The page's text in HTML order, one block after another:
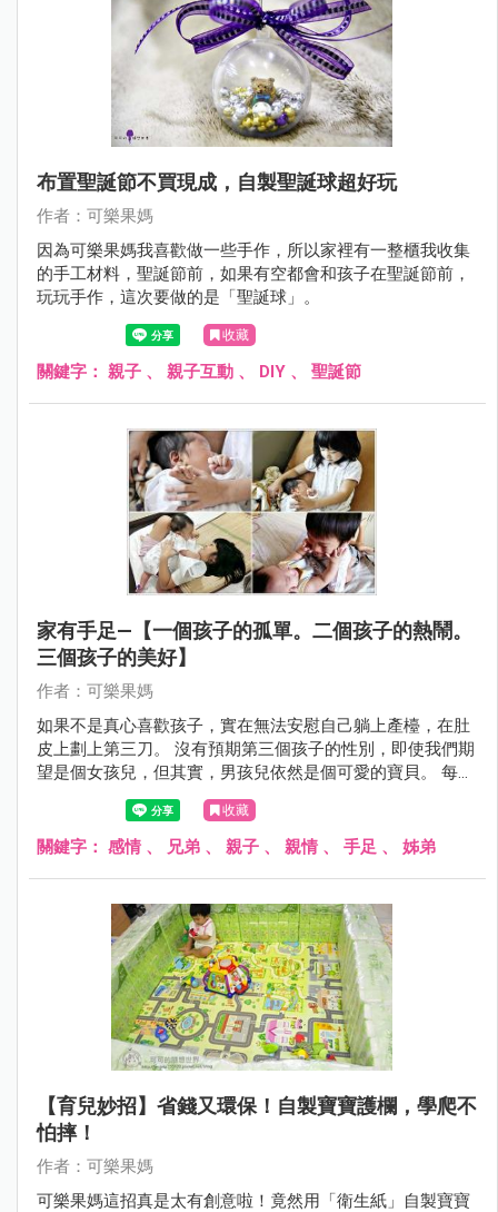
布置聖誕節不買現成，自製聖誕球超好玩
作者：可樂果媽
因為可樂果媽我喜歡做一些手作，所以家裡有一整櫃我收集
的手工材料，聖誕節前，如果有空都會和孩子在聖誕節前，
玩玩手作，這次要做的是「聖誕球」。
收藏
關鍵字： 親子 、 親子互動 、 DIY 、 聖誕節
家有手足—【一個孩子的孤單。二個孩子的熱鬧。
三個孩子的美好】
作者：可樂果媽
如果不是真心喜歡孩子，實在無法安慰自己躺上產檯，在肚
皮上劃上第三刀。 沒有預期第三個孩子的性別，即使我們期
望是個女孩兒，但其實，男孩兒依然是個可愛的寶貝。 每四
年孵出一個孩子，讓可樂果媽我體會到一個孩子的孤單，二
個孩子的熱鬧，三個孩子的美好。
收藏
關鍵字： 感情 、 兄弟 、 親子 、 親情 、 手足 、 姊弟
【育兒妙招】省錢又環保！自製寶寶護欄，學爬不
怕摔！
作者：可樂果媽
可樂果媽這招真是太有創意啦！竟然用「衛生紙」自製寶寶